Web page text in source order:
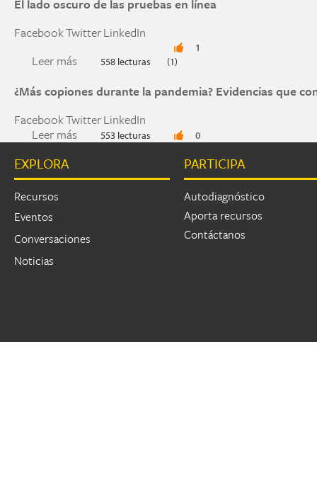
El lado oscuro de las pruebas en línea
FacebookTwitterLinkedIn
Leer más sobre El lado oscuro de las pruebas en línea
558 lecturas
1
(1)
¿Más copiones durante la pandemia? Evidencias que
FacebookTwitterLinkedIn
Leer más sobre ¿Más copiones durante la pandemia?
553 lecturas 0
Páginas
EXPLORA
Recursos
Eventos
Conversaciones
Noticias
PARTICIPA
Autodiagnóstico
Aporta recursos
Contáctanos